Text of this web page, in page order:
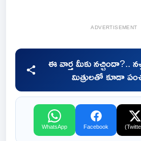
ADVERTISEMENT
ఈ వార్త మీకు నచ్చిందా?..
మిత్రులతో కూడా
WhatsApp Facebook